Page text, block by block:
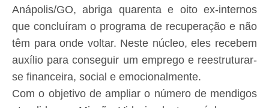
Anápolis/GO, abriga quarenta e oito ex-internos
que concluíram o programa de recuperação e não
têm para onde voltar. Neste núcleo, eles recebem
auxílio para conseguir um emprego e reestruturar-
se financeira, social e emocionalmente.
Com o objetivo de ampliar o número de mendigos